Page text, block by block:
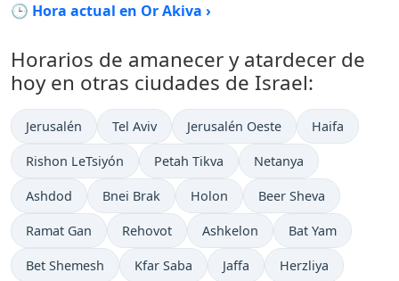
🕒 Hora actual en Or Akiva ›
Horarios de amanecer y atardecer de
hoy en otras ciudades de Israel:
Jerusalén Tel Aviv Jerusalén Oeste Haifa
Rishon LeTsiyón Petah Tikva Netanya
Ashdod Bnei Brak Holon Beer Sheva
Ramat Gan Rehovot Ashkelon Bat Yam
Bet Shemesh Kfar Saba Jaffa Herzliya